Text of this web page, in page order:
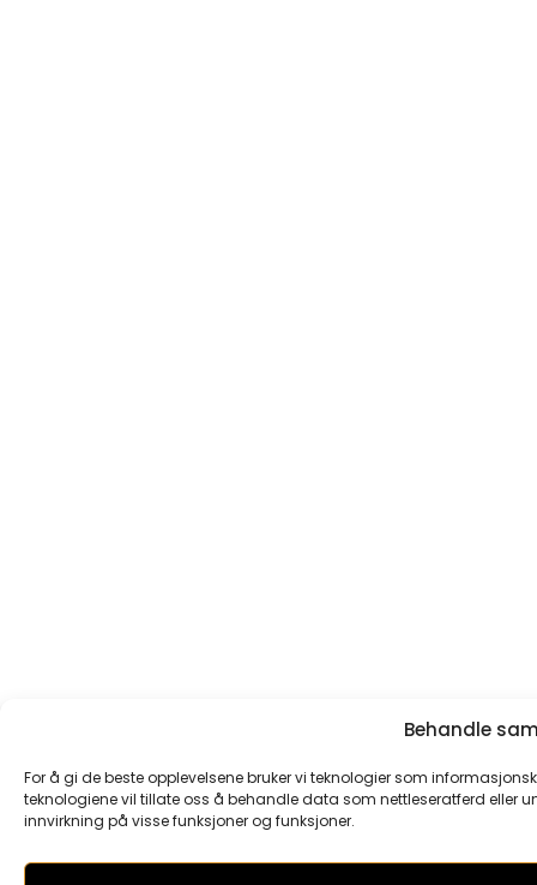
Behandle
For å gi de beste opplevelsene bruker vi teknologier som
teknologiene vil tillate oss å behandle data som nettleseratferd eller
innvirkning på visse funksjoner og funksjoner.